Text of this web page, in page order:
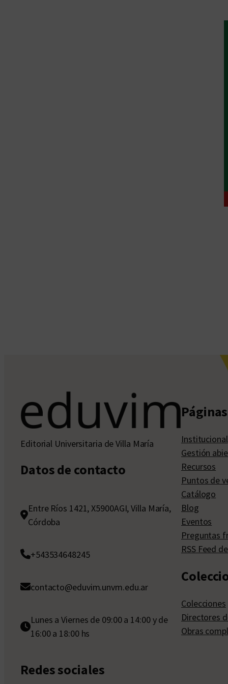
Editorial Universitaria de Villa María
Datos de contacto
Entre Ríos 1421, X5900AGI, Villa María,
Córdoba
+543534648245
contacto@eduvim.unvm.edu.ar
Lunes a Viernes de 09:00 a 14:00 y de
16:00 a 18:00 hs
Redes sociales
Institucional
Gestión
Recursos
Puntos de
Catálogo
Blog
Eventos
Preguntas
RSS Feed
Colecciones
Directores
Obras